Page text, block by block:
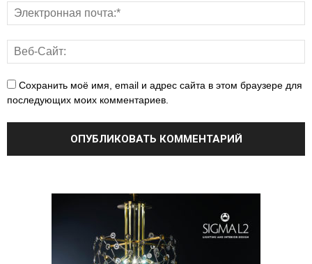
Сохранить моё имя, email и адрес сайта в этом браузере для
последующих моих комментариев.